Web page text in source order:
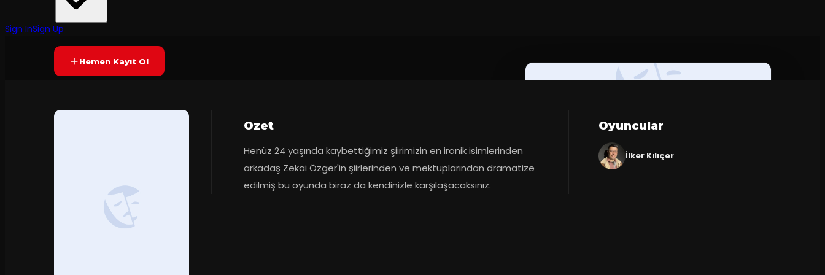
Sign InSign UpYAKINDA Yetersiz oy
Hemen Kayıt Ol
Ozet
Henüz 24 yaşında kaybettiğimiz şiirimizin en ironik isimlerinden
arkadaş Zekai Özger'in şiirlerinden ve mektuplarından dramatize
edilmiş bu oyunda biraz da kendinizle karşılaşacaksınız.
Oyuncular
İlker Kılıçer